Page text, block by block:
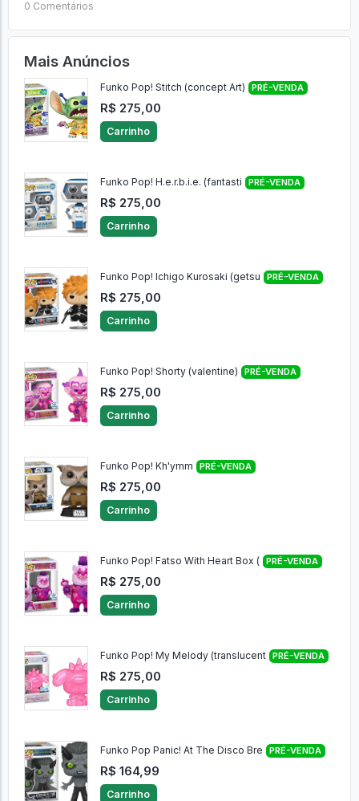
0 Comentários
Mais Anúncios
Funko Pop! Stitch (concept Art) PRÉ-VENDA
R$ 275,00
Carrinho
Funko Pop! H.e.r.b.i.e. (fantasti PRÉ-VENDA
R$ 275,00
Carrinho
Funko Pop! Ichigo Kurosaki (getsu PRÉ-VENDA
R$ 275,00
Carrinho
Funko Pop! Shorty (valentine) PRÉ-VENDA
R$ 275,00
Carrinho
Funko Pop! Kh'ymm PRÉ-VENDA
R$ 275,00
Carrinho
Funko Pop! Fatso With Heart Box ( PRÉ-VENDA
R$ 275,00
Carrinho
Funko Pop! My Melody (translucent PRÉ-VENDA
R$ 275,00
Carrinho
Funko Pop Panic! At The Disco Bre PRÉ-VENDA
R$ 164,99
Carrinho